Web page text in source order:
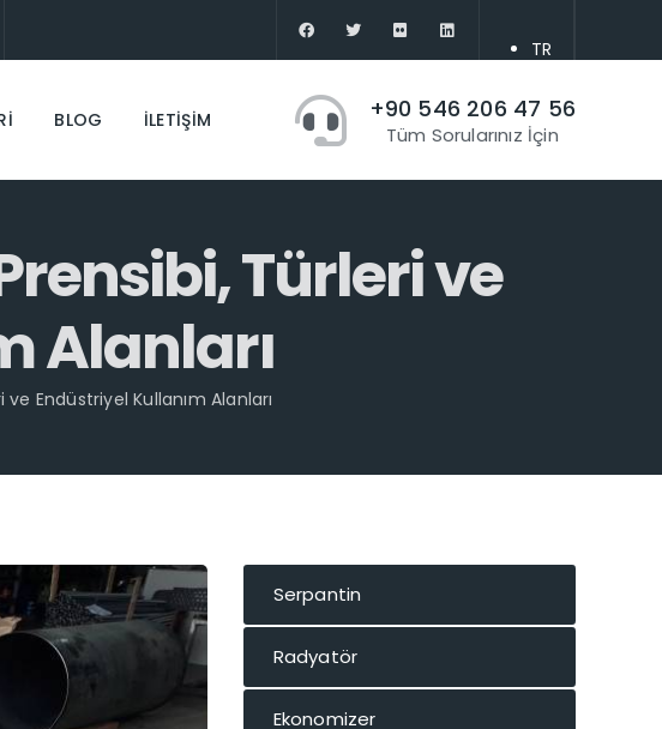
TR
EN
BLOG İLETİŞİM +90 546 206 47 56
Tüm Sorularınız İçin
Türleri ve
Alanları
Endüstriyel Kullanım Alanları
Serpantin
Radyatör
Ekonomizer